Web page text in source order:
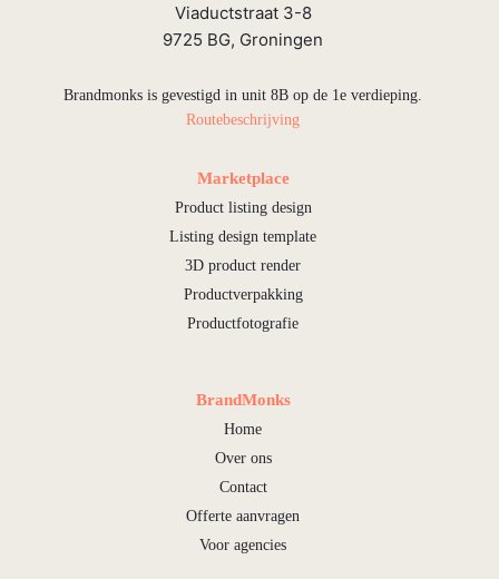
Viaductstraat 3-8
9725 BG, Groningen
Brandmonks is gevestigd in unit 8B op de 1e verdieping.
Routebeschrijving
Marketplace
Product listing design
Listing design template
3D product render
Productverpakking
Productfotografie
BrandMonks
Home
Over ons
Contact
Offerte aanvragen
Voor agencies